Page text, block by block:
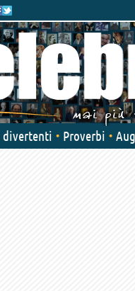
divertenti Proverbi